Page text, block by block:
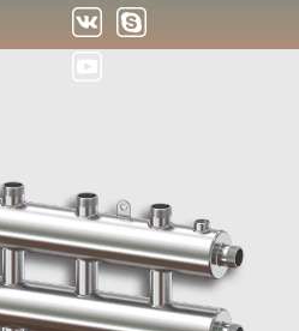
совмещенный с
(арт. 1955006)